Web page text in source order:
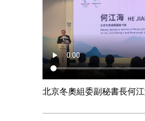
北京冬奧組委副秘書長何江